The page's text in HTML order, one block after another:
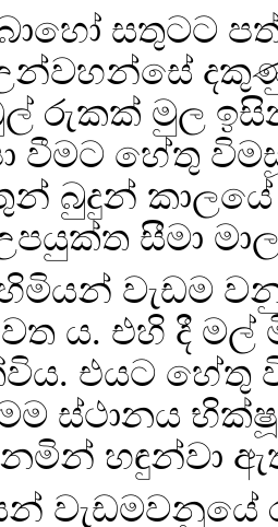
සතුටට
රුකක් මුල
වීමට හේතු
බුදුන් කාලයේ
සීමා
වැඩම
ය. එහි දී මල්
එයට හේතු
ස්ථානය
හඳුන්වා
වැඩමවනුයේ